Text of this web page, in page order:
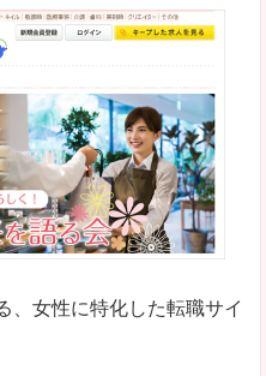
、女性に特化した転職サイ